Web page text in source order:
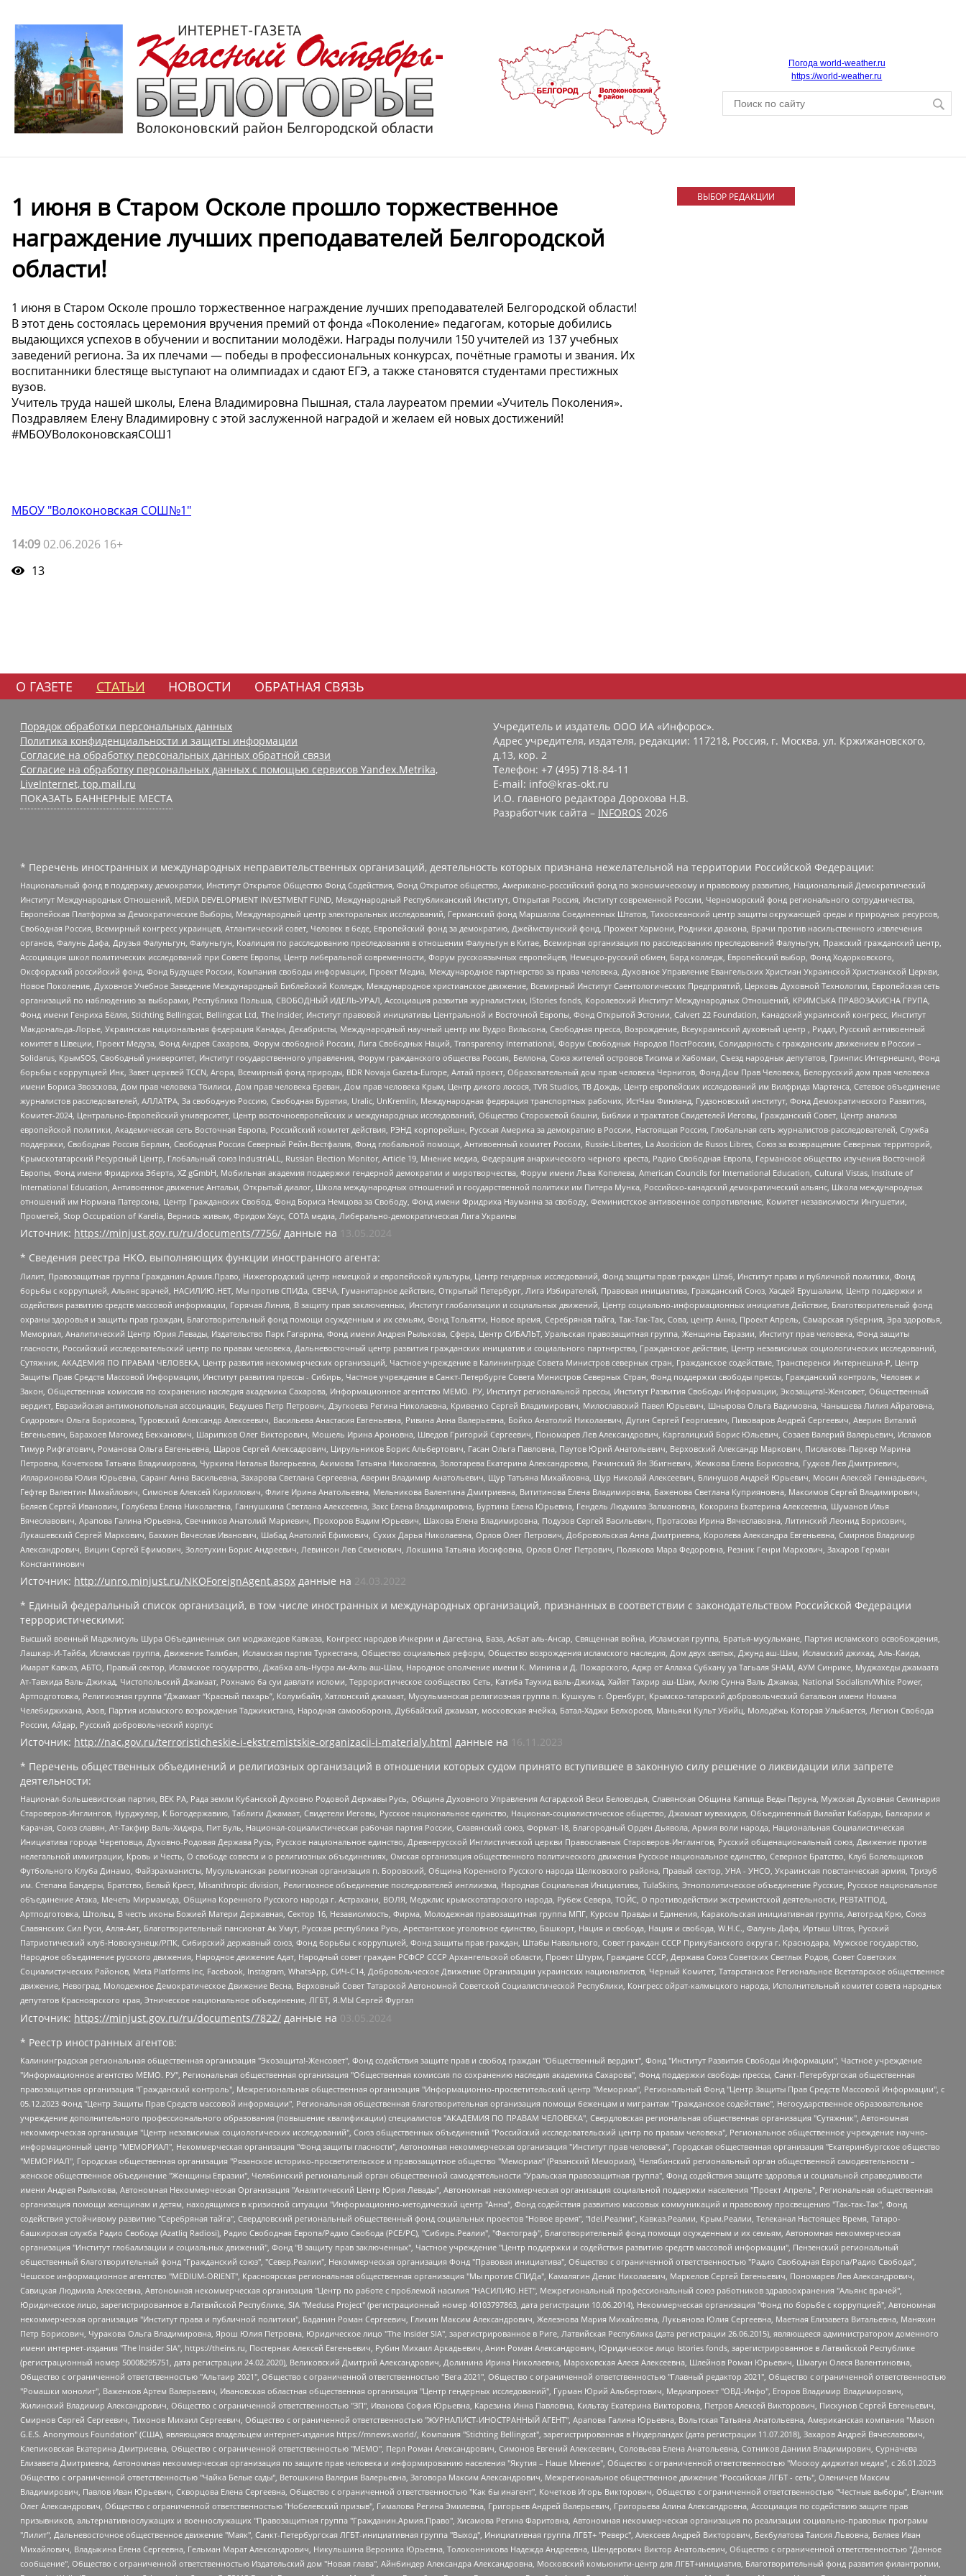
Погода world-weather.ru
https://world-weather.ru
1 июня в Старом Осколе прошло торжественное
награждение лучших преподавателей Белгородской
области!
1 июня в Старом Осколе прошло торжественное награждение лучших преподавателей Белгородской области!
В этот день состоялась церемония вручения премий от фонда «Поколение» педагогам, которые добились
выдающихся успехов в обучении и воспитании молодёжи. Награды получили 150 учителей из 137 учебных
заведений региона. За их плечами — победы в профессиональных конкурсах, почётные грамоты и звания. Их
воспитанники блестяще выступают на олимпиадах и сдают ЕГЭ, а также становятся студентами престижных
вузов.
Учитель труда нашей школы, Елена Владимировна Пышная, стала лауреатом премии «Учитель Поколения».
Поздравляем Елену Владимировну с этой заслуженной наградой и желаем ей новых достижений!
#МБОУВолоконовскаяСОШ1
МБОУ "Волоконовская СОШ№1"
14:09 02.06.2026 16+
13
ВЫБОР РЕДАКЦИИ
О ГАЗЕТЕ СТАТЬИ НОВОСТИ ОБРАТНАЯ СВЯЗЬ
Порядок обработки персональных данных
Политика конфиденциальности и защиты информации
Согласие на обработку персональных данных обратной связи
Согласие на обработку персональных данных с помощью сервисов Yandex.Metrika,
LiveInternet, top.mail.ru
ПОКАЗАТЬ БАННЕРНЫЕ МЕСТА
Учредитель и издатель ООО ИА «Инфорос».
Адрес учредителя, издателя, редакции: 117218, Россия, г. Москва, ул. Кржижановского,
д.13, кор. 2
Телефон: +7 (495) 718-84-11
E-mail: info@kras-okt.ru
И.О. главного редактора Дорохова Н.В.
Разработчик сайта – INFOROS 2026
* Перечень иностранных и международных неправительственных организаций, деятельность которых признана нежелательной на территории Российской Федерации:
Национальный фонд в поддержку демократии, Институт Открытое Общество Фонд Содействия, Фонд Открытое общество, Американо-российский фонд по экономическому и правовому развитию, Национальный Демократический
Институт Международных Отношений, MEDIA DEVELOPMENT INVESTMENT FUND, Международный Республиканский Институт, Открытая Россия, Институт современной России, Черноморский фонд регионального сотрудничества,
Европейская Платформа за Демократические Выборы, Международный центр электоральных исследований, Германский фонд Маршалла Соединенных Штатов, Тихоокеанский центр защиты окружающей среды и природных ресурсов,
Свободная Россия, Всемирный конгресс украинцев, Атлантический совет, Человек в беде, Европейский фонд за демократию, Джеймстаунский фонд, Прожект Хармони, Родники дракона, Врачи против насильственного извлечения
органов, Фалунь Дафа, Друзья Фалуньгун, Фалуньгун, Коалиция по расследованию преследования в отношении Фалуньгун в Китае, Всемирная организация по расследованию преследований Фалуньгун, Пражский гражданский центр,
Ассоциация школ политических исследований при Совете Европы, Центр либеральной современности, Форум русскоязычных европейцев, Немецко-русский обмен, Бард колледж, Европейский выбор, Фонд Ходорковского,
Оксфордский российский фонд, Фонд Будущее России, Компания свободы информации, Проект Медиа, Международное партнерство за права человека, Духовное Управление Евангельских Христиан Украинской Христианской Церкви,
Новое Поколение, Духовное Учебное Заведение Международный Библейский Колледж, Международное христианское движение, Всемирный Институт Саентологических Предприятий, Церковь Духовной Технологии, Европейская сеть
организаций по наблюдению за выборами, Республика Польша, СВОБОДНЫЙ ИДЕЛЬ-УРАЛ, Ассоциация развития журналистики, IStories fonds, Королевский Институт Международных Отношений, КРИМСЬКА ПРАВОЗАХИСНА ГРУПА,
Фонд имени Генриха Бёлля, Stichting Bellingcat, Bellingcat Ltd, The Insider, Институт правовой инициативы Центральной и Восточной Европы, Фонд Открытой Эстонии, Calvert 22 Foundation, Канадский украинский конгресс, Институт
Макдональда-Лорье, Украинская национальная федерация Канады, Декабристы, Международный научный центр им Вудро Вильсона, Свободная пресса, Возрождение, Всеукраинский духовный центр , Риддл, Русский антивоенный
комитет в Швеции, Проект Медуза, Фонд Андрея Сахарова, Форум свободной России, Лига Свободных Наций, Transparеncy International, Форум Свободных Народов ПостРоссии, Солидарность с гражданским движением в России –
Solidarus, КрымSOS, Свободный университет, Институт государственного управления, Форум гражданского общества Россия, Беллона, Союз жителей островов Тисима и Хабомаи, Съезд народных депутатов, Гринпис Интернешнл, Фонд
борьбы с коррупцией Инк, Завет церквей TCCN, Агора, Всемирный фонд природы, BDR Novaja Gazeta-Europe, Алтай проект, Образовательный дом прав человека Чернигов, Фонд Дом Прав Человека, Белорусский дом прав человека
имени Бориса Звозскова, Дом прав человека Тбилиси, Дом прав человека Ереван, Дом прав человека Крым, Центр дикого лосося, TVR Studios, ТВ Дождь, Центр европейских исследований им Вилфрида Мартенса, Сетевое объединение
журналистов расследователей, АЛЛАТРА, За свободную Россию, Свободная Бурятия, Uralic, UnKremlin, Международная федерация транспортных рабочих, ИстЧам Финланд, Гудзоновский институт, Фонд Демократического Развития,
Комитет-2024, Центрально-Европейский университет, Центр восточноевропейских и международных исследований, Общество Сторожевой башни, Библии и трактатов Свидетелей Иеговы, Гражданский Совет, Центр анализа
европейской политики, Академическая сеть Восточная Европа, Российский комитет действия, РЭНД корпорейшн, Русская Америка за демократию в России, Настоящая Россия, Глобальная сеть журналистов-расследователей, Служба
поддержки, Свободная Россия Берлин, Свободная Россия Северный Рейн-Вестфалия, Фонд глобальной помощи, Антивоенный комитет России, Russie-Libertes, La Asocicion de Rusos Libres, Союз за возвращение Северных территорий,
Крымскотатарский Ресурсный Центр, Глобальный союз IndustriALL, Russian Election Monitor, Article 19, Мнение медиа, Федерация анархического черного креста, Радио Свободная Европа, Германское общество изучения Восточной
Европы, Фонд имени Фридриха Эберта, XZ gGmbH, Мобильная академия поддержки гендерной демократии и миротворчества, Форум имени Льва Копелева, American Councils for International Education, Cultural Vistas, Institute of
International Education, Антивоенное движение Антальи, Открытый диалог, Школа международных отношений и государственной политики им Питера Мунка, Российско-канадский демократический альянс, Школа международных
отношений им Нормана Патерсона, Центр Гражданских Свобод, Фонд Бориса Немцова за Свободу, Фонд имени Фридриха Науманна за свободу, Феминистское антивоенное сопротивление, Комитет независимости Ингушетии,
Прометей, Stop Occupation of Karelia, Вернись живым, Фридом Хаус, СОТА медиа, Либерально-демократическая Лига Украины
Источник: https://minjust.gov.ru/ru/documents/7756/ данные на
13.05.2024
* Сведения реестра НКО, выполняющих функции иностранного агента:
Лилит, Правозащитная группа Гражданин.Армия.Право, Нижегородский центр немецкой и европейской культуры, Центр гендерных исследований, Фонд защиты прав граждан Штаб, Институт права и публичной политики, Фонд
борьбы с коррупцией, Альянс врачей, НАСИЛИЮ.НЕТ, Мы против СПИДа, СВЕЧА, Гуманитарное действие, Открытый Петербург, Лига Избирателей, Правовая инициатива, Гражданский Союз, Хасдей Ерушалаим, Центр поддержки и
содействия развитию средств массовой информации, Горячая Линия, В защиту прав заключенных, Институт глобализации и социальных движений, Центр социально-информационных инициатив Действие, Благотворительный фонд
охраны здоровья и защиты прав граждан, Благотворительный фонд помощи осужденным и их семьям, Фонд Тольятти, Новое время, Серебряная тайга, Так-Так-Так, Сова, центр Анна, Проект Апрель, Самарская губерния, Эра здоровья,
Мемориал, Аналитический Центр Юрия Левады, Издательство Парк Гагарина, Фонд имени Андрея Рылькова, Сфера, Центр СИБАЛЬТ, Уральская правозащитная группа, Женщины Евразии, Институт прав человека, Фонд защиты
гласности, Российский исследовательский центр по правам человека, Дальневосточный центр развития гражданских инициатив и социального партнерства, Гражданское действие, Центр независимых социологических исследований,
Сутяжник, АКАДЕМИЯ ПО ПРАВАМ ЧЕЛОВЕКА, Центр развития некоммерческих организаций, Частное учреждение в Калининграде Совета Министров северных стран, Гражданское содействие, Трансперенси Интернешнл-Р, Центр
Защиты Прав Средств Массовой Информации, Институт развития прессы - Сибирь, Частное учреждение в Санкт-Петербурге Совета Министров Северных Стран, Фонд поддержки свободы прессы, Гражданский контроль, Человек и
Закон, Общественная комиссия по сохранению наследия академика Сахарова, Информационное агентство МЕМО. РУ, Институт региональной прессы, Институт Развития Свободы Информации, Экозащита!-Женсовет, Общественный
вердикт, Евразийская антимонопольная ассоциация, Бедушев Петр Петрович, Дзугкоева Регина Николаевна, Кривенко Сергей Владимирович, Милославский Павел Юрьевич, Шнырова Ольга Вадимовна, Чанышева Лилия Айратовна,
Сидорович Ольга Борисовна, Туровский Александр Алексеевич, Васильева Анастасия Евгеньевна, Ривина Анна Валерьевна, Бойко Анатолий Николаевич, Дугин Сергей Георгиевич, Пивоваров Андрей Сергеевич, Аверин Виталий
Евгеньевич, Барахоев Магомед Бекханович, Шарипков Олег Викторович, Мошель Ирина Ароновна, Шведов Григорий Сергеевич, Пономарев Лев Александрович, Каргалицкий Борис Юльевич, Созаев Валерий Валерьевич, Исламов
Тимур Рифгатович, Романова Ольга Евгеньевна, Щаров Сергей Алексадрович, Цирульников Борис Альбертович, Гасан Ольга Павловна, Паутов Юрий Анатольевич, Верховский Александр Маркович, Пислакова-Паркер Марина
Петровна, Кочеткова Татьяна Владимировна, Чуркина Наталья Валерьевна, Акимова Татьяна Николаевна, Золотарева Екатерина Александровна, Рачинский Ян Збигневич, Жемкова Елена Борисовна, Гудков Лев Дмитриевич,
Илларионова Юлия Юрьевна, Саранг Анна Васильевна, Захарова Светлана Сергеевна, Аверин Владимир Анатольевич, Щур Татьяна Михайловна, Щур Николай Алексеевич, Блинушов Андрей Юрьевич, Мосин Алексей Геннадьевич,
Гефтер Валентин Михайлович, Симонов Алексей Кириллович, Флиге Ирина Анатольевна, Мельникова Валентина Дмитриевна, Вититинова Елена Владимировна, Баженова Светлана Куприяновна, Максимов Сергей Владимирович,
Беляев Сергей Иванович, Голубева Елена Николаевна, Ганнушкина Светлана Алексеевна, Закс Елена Владимировна, Буртина Елена Юрьевна, Гендель Людмила Залмановна, Кокорина Екатерина Алексеевна, Шуманов Илья
Вячеславович, Арапова Галина Юрьевна, Свечников Анатолий Мариевич, Прохоров Вадим Юрьевич, Шахова Елена Владимировна, Подузов Сергей Васильевич, Протасова Ирина Вячеславовна, Литинский Леонид Борисович,
Лукашевский Сергей Маркович, Бахмин Вячеслав Иванович, Шабад Анатолий Ефимович, Сухих Дарья Николаевна, Орлов Олег Петрович, Добровольская Анна Дмитриевна, Королева Александра Евгеньевна, Смирнов Владимир
Александрович, Вицин Сергей Ефимович, Золотухин Борис Андреевич, Левинсон Лев Семенович, Локшина Татьяна Иосифовна, Орлов Олег Петрович, Полякова Мара Федоровна, Резник Генри Маркович, Захаров Герман
Константинович
Источник: http://unro.minjust.ru/NKOForeignAgent.aspx данные на 24.03.2022
* Единый федеральный список организаций, в том числе иностранных и международных организаций, признанных в соответствии с законодательством Российской Федерации
террористическими:
Высший военный Маджлисуль Шура Объединенных сил моджахедов Кавказа, Конгресс народов Ичкерии и Дагестана, База, Асбат аль-Ансар, Священная война, Исламская группа, Братья-мусульмане, Партия исламского освобождения,
Лашкар-И-Тайба, Исламская группа, Движение Талибан, Исламская партия Туркестана, Общество социальных реформ, Общество возрождения исламского наследия, Дом двух святых, Джунд аш-Шам, Исламский джихад, Аль-Каида,
Имарат Кавказ, АБТО, Правый сектор, Исламское государство, Джабха аль-Нусра ли-Ахль аш-Шам, Народное ополчение имени К. Минина и Д. Пожарского, Аджр от Аллаха Субхану уа Тагьаля SHAM, АУМ Синрике, Муджахеды джамаата
Ат-Тавхида Валь-Джихад, Чистопольский Джамаат, Рохнамо ба суи давлати исломи, Террористическое сообщество Сеть, Катиба Таухид валь-Джихад, Хайят Тахрир аш-Шам, Ахлю Сунна Валь Джамаа, National Socialism/White Power,
Артподготовка, Религиозная группа “Джамаат “Красный пахарь”, Колумбайн, Хатлонский джамаат, Мусульманская религиозная группа п. Кушкуль г. Оренбург, Крымско-татарский добровольческий батальон имени Номана
Челебиджихана, Азов, Партия исламского возрождения Таджикистана, Народная самооборона, Дуббайский джамаат, московская ячейка, Батал-Хаджи Белхороев, Маньяки Культ Убийц, Молодёжь Которая Улыбается, Легион Свобода
России, Айдар, Русский добровольческий корпус
Источник: http://nac.gov.ru/terroristicheskie-i-ekstremistskie-organizacii-i-materialy.html данные на
16.11.2023
* Перечень общественных объединений и религиозных организаций в отношении которых судом принято вступившее в законную силу решение о ликвидации или запрете
деятельности:
Национал-большевистская партия, ВЕК РА, Рада земли Кубанской Духовно Родовой Державы Русь, Община Духовного Управления Асгардской Веси Беловодья, Славянская Община Капища Веды Перуна, Мужская Духовная Семинария
Староверов-Инглингов, Нурджулар, К Богодержавию, Таблиги Джамаат, Свидетели Иеговы, Русское национальное единство, Национал-социалистическое общество, Джамаат мувахидов, Объединенный Вилайат Кабарды, Балкарии и
Карачая, Союз славян, Ат-Такфир Валь-Хиджра, Пит Буль, Национал-социалистическая рабочая партия России, Славянский союз, Формат-18, Благородный Орден Дьявола, Армия воли народа, Национальная Социалистическая
Инициатива города Череповца, Духовно-Родовая Держава Русь, Русское национальное единство, Древнерусской Инглистической церкви Православных Староверов-Инглингов, Русский общенациональный союз, Движение против
нелегальной иммиграции, Кровь и Честь, О свободе совести и о религиозных объединениях, Омская организация общественного политического движения Русское национальное единство, Северное Братство, Клуб Болельщиков
Футбольного Клуба Динамо, Файзрахманисты, Мусульманская религиозная организация п. Боровский, Община Коренного Русского народа Щелковского района, Правый сектор, УНА - УНСО, Украинская повстанческая армия, Тризуб
им. Степана Бандеры, Братство, Белый Крест, Misanthropic division, Религиозное объединение последователей инглиизма, Народная Социальная Инициатива, TulaSkins, Этнополитическое объединение Русские, Русское национальное
объединение Атака, Мечеть Мирмамеда, Община Коренного Русского народа г. Астрахани, ВОЛЯ, Меджлис крымскотатарского народа, Рубеж Севера, ТОЙС, О противодействии экстремистской деятельности, РЕВТАТПОД,
Артподготовка, Штольц, В честь иконы Божией Матери Державная, Сектор 16, Независимость, Фирма, Молодежная правозащитная группа МПГ, Курсом Правды и Единения, Каракольская инициативная группа, Автоград Крю, Союз
Славянских Сил Руси, Алля-Аят, Благотворительный пансионат Ак Умут, Русская республика Русь, Арестантское уголовное единство, Башкорт, Нация и свобода, Нация и свобода, W.H.С., Фалунь Дафа, Иртыш Ultras, Русский
Патриотический клуб-Новокузнецк/РПК, Сибирский державный союз, Фонд борьбы с коррупцией, Фонд защиты прав граждан, Штабы Навального, Совет граждан СССР Прикубанского округа г. Краснодара, Мужское государство,
Народное объединение русского движения, Народное движение Адат, Народный совет граждан РСФСР СССР Архангельской области, Проект Штурм, Граждане СССР, Держава Союз Советских Светлых Родов, Совет Советских
Социалистических Районов, Meta Platforms Inc, Facebook, Instagram, WhatsApp, СИЧ-С14, Добровольческое Движение Организации украинских националистов, Черный Комитет, Татарстанское Региональное Всетатарское общественное
движение, Невоград, Молодежное Демократическое Движение Весна, Верховный Совет Татарской Автономной Советской Социалистической Республики, Конгресс ойрат-калмыцкого народа, Исполнительный комитет совета народных
депутатов Красноярского края, Этническое национальное объединение, ЛГБТ, Я.МЫ Сергей Фургал
Источник: https://minjust.gov.ru/ru/documents/7822/ данные на 03.05.2024
* Реестр иностранных агентов:
Калининградская региональная общественная организация "Экозащита!-Женсовет", Фонд содействия защите прав и свобод граждан "Общественный вердикт", Фонд "Институт Развития Свободы Информации", Частное учреждение "Информационное агентство МЕМО. РУ", Региональная общественная организация "Общественная комиссия по сохранению наследия академика Сахарова", Фонд поддержки свободы прессы, Санкт-Петербургская общественная правозащитная организация "Гражданский контроль", Межрегиональная общественная организация "Информационно-просветительский центр "Мемориал", Региональный Фонд "Центр Защиты Прав Средств Массовой Информации", с 05.12.2023 Фонд "Центр Защиты Прав Средств массовой информации", Региональная общественная благотворительная организация помощи беженцам и мигрантам "Гражданское содействие", Негосударственное образовательное учреждение дополнительного профессионального образования (повышение квалификации) специалистов "АКАДЕМИЯ ПО ПРАВАМ ЧЕЛОВЕКА", Свердловская региональная общественная организация "Сутяжник", Автономная некоммерческая организация "Центр независимых социологических исследований", Союз общественных объединений "Российский исследовательский центр по правам человека", Региональное общественное учреждение научно-информационный центр "МЕМОРИАЛ", Некоммерческая организация "Фонд защиты гласности", Автономная некоммерческая организация "Институт прав человека", Городская общественная организация "Екатеринбургское общество "МЕМОРИАЛ", Городская общественная организация "Рязанское историко-просветительское и правозащитное общество "Мемориал" (Рязанский Мемориал), Челябинский региональный орган общественной самодеятельности – женское общественное объединение "Женщины Евразии", Челябинский региональный орган общественной самодеятельности "Уральская правозащитная группа", Фонд содействия защите здоровья и социальной справедливости имени Андрея Рылькова, Автономная Некоммерческая Организация "Аналитический Центр Юрия Левады", Автономная некоммерческая организация социальной поддержки населения "Проект Апрель", Региональная общественная организация помощи женщинам и детям, находящимся в кризисной ситуации "Информационно-методический центр "Анна", Фонд содействия развитию массовых коммуникаций и правовому просвещению "Так-так-Так", Фонд содействия устойчивому развитию "Серебряная тайга", Свердловский региональный общественный фонд социальных проектов "Новое время", "Idel.Реалии", Кавказ.Реалии, Крым.Реалии, Телеканал Настоящее Время, Татаро-башкирская служба Радио Свобода (Azatliq Radiosi), Радио Свободная Европа/Радио Свобода (PCE/PC), "Сибирь.Реалии", "Фактограф", Благотворительный фонд помощи осужденным и их семьям, Автономная некоммерческая организация "Институт глобализации и социальных движений", Фонд "В защиту прав заключенных", Частное учреждение "Центр поддержки и содействия развитию средств массовой информации", Пензенский региональный общественный благотворительный фонд "Гражданский союз", "Север.Реалии", Некоммерческая организация Фонд "Правовая инициатива", Общество с ограниченной ответственностью "Радио Свободная Европа/Радио Свобода", Чешское информационное агентство "MEDIUM-ORIENT", Красноярская региональная общественная организация "Мы против СПИДа", Камалягин Денис Николаевич, Маркелов Сергей Евгеньевич, Пономарев Лев Александрович, Савицкая Людмила Алексеевна, Автономная некоммерческая организация "Центр по работе с проблемой насилия "НАСИЛИЮ.НЕТ", Межрегиональный профессиональный союз работников здравоохранения "Альянс врачей", Юридическое лицо, зарегистрированное в Латвийской Республике, SIA "Medusa Project" (регистрационный номер 40103797863, дата регистрации 10.06.2014), Некоммерческая организация "Фонд по борьбе с коррупцией", Автономная некоммерческая организация "Институт права и публичной политики", Баданин Роман Сергеевич, Гликин Максим Александрович, Железнова Мария Михайловна, Лукьянова Юлия Сергеевна, Маетная Елизавета Витальевна, Маняхин Петр Борисович, Чуракова Ольга Владимировна, Ярош Юлия Петровна, Юридическое лицо "The Insider SIA", зарегистрированное в Риге, Латвийская Республика (дата регистрации 26.06.2015), являющееся администратором доменного имени интернет-издания "The Insider SIA", https://theins.ru, Постернак Алексей Евгеньевич, Рубин Михаил Аркадьевич, Анин Роман Александрович, Юридическое лицо Istories fonds, зарегистрированное в Латвийской Республике (регистрационный номер 50008295751, дата регистрации 24.02.2020), Великовский Дмитрий Александрович, Долинина Ирина Николаевна, Мароховская Алеся Алексеевна, Шлейнов Роман Юрьевич, Шмагун Олеся Валентиновна, Общество с ограниченной ответственностью "Альтаир 2021", Общество с ограниченной ответственностью "Вега 2021", Общество с ограниченной ответственностью "Главный редактор 2021", Общество с ограниченной ответственностью "Ромашки монолит", Важенков Артем Валерьевич, Ивановская областная общественная организация "Центр гендерных исследований", Гурман Юрий Альбертович, Медиапроект "ОВД-Инфо", Егоров Владимир Владимирович, Жилинский Владимир Александрович, Общество с ограниченной ответственностью "ЗП", Иванова София Юрьевна, Карезина Инна Павловна, Кильтау Екатерина Викторовна, Петров Алексей Викторович, Пискунов Сергей Евгеньевич, Смирнов Сергей Сергеевич, Тихонов Михаил Сергеевич, Общество с ограниченной ответственностью "ЖУРНАЛИСТ-ИНОСТРАННЫЙ АГЕНТ", Арапова Галина Юрьевна, Вольтская Татьяна Анатольевна, Американская компания "Mason G.E.S. Anonymous Foundation" (США), являющаяся владельцем интернет-издания https://mnews.world/, Компания "Stichting Bellingcat", зарегистрированная в Нидерландах (дата регистрации 11.07.2018), Захаров Андрей Вячеславович, Клепиковская Екатерина Дмитриевна, Общество с ограниченной ответственностью "МЕМО", Перл Роман Александрович, Симонов Евгений Алексеевич, Соловьева Елена Анатольевна, Сотников Даниил Владимирович, Сурначева Елизавета Дмитриевна, Автономная некоммерческая организация по защите прав человека и информированию населения "Якутия – Наше Мнение", Общество с ограниченной ответственностью "Москоу диджитал медиа", с 26.01.2023 Общество с ограниченной ответственностью "Чайка Белые сады", Ветошкина Валерия Валерьевна, Заговора Максим Александрович, Межрегиональное общественное движение "Российская ЛГБТ - сеть", Оленичев Максим Владимирович, Павлов Иван Юрьевич, Скворцова Елена Сергеевна, Общество с ограниченной ответственностью "Как бы инагент", Кочетков Игорь Викторович, Общество с ограниченной ответственностью "Честные выборы", Еланчик Олег Александрович, Общество с ограниченной ответственностью "Нобелевский призыв", Гималова Регина Эмилевна, Григорьев Андрей Валерьевич, Григорьева Алина Александровна, Ассоциация по содействию защите прав призывников, альтернативнослужащих и военнослужащих "Правозащитная группа "Гражданин.Армия.Право", Хисамова Регина Фаритовна, Автономная некоммерческая организация по реализации социально-правовых программ "Лилит", Дальневосточное общественное движение "Маяк", Санкт-Петербургская ЛГБТ-инициативная группа "Выход", Инициативная группа ЛГБТ+ "Реверс", Алексеев Андрей Викторович, Бекбулатова Таисия Львовна, Беляев Иван Михайлович, Владыкина Елена Сергеевна, Гельман Марат Александрович, Никульшина Вероника Юрьевна, Толоконникова Надежда Андреевна, Шендерович Виктор Анатольевич, Общество с ограниченной ответственностью "Данное сообщение", Общество с ограниченной ответственностью Издательский дом "Новая глава", Айнбиндер Александра Александровна, Московский комьюнити-центр для ЛГБТ+инициатив, Благотворительный фонд развития филантропии, Deutsche Welle (Германия, Kurt-Schumacher-Strasse 3, 53113 Bonn), Борзунова Мария Михайловна, Воробьев Виктор Викторович, Голубева Анна Львовна, Константинова Алла Михайловна, Малкова Ирина Владимировна, Мурадов Мурад Абдулгалимович, Осетинская Елизавета Николаевна, Понасенков Евгений Николаевич, Ганапольский Матвей Юрьевич, Киселев Евгений Алексеевич, Борухович Ирина Григорьевна, Дремин Иван Тимофеевич, Дубровский Дмитрий Викторович, Красноярская региональная общественная организация поддержки и развития альтернативных образовательных технологий и межкультурных коммуникаций "ИНТЕРРА", Маяковская Екатерина Алексеевна, Фейгин Марк Захарович, Филимонов Андрей Викторович, Дзугкоева Регина Николаевна, Доброхотов Роман Александрович, Дудь Юрий Александрович, Елкин Сергей Владимирович, Кругликов Кирилл Игоревич, Сабунаева Мария Леонидовна, Семенов Алексей Владимирович, Шаинян Карен Багратович, Шульман Екатерина Михайловна, Асафьев Артур Валерьевич, Вахштайн Виктор Семенович, Венедиктов Алексей Алексеевич, Лушникова Екатерина Евгеньевна, Волков Леонид Михайлович, Невзоров Александр Глебович, Пархоменко Сергей Борисович, Сироткин Ярослав Николаевич, Кара-Мурза Владимир Владимирович, Баранова Наталья Владимировна, Гозман Леонид Яковлевич, Кагарлицкий Борис Юльевич, Климарев Михаил Валерьевич, Милов Владимир Станиславович, Автономная некоммерческая организация Краснодарский центр современного искусства "Типография", Моргенштерн Алишер Тагирович, Соболь Любовь Эдуардовна, Общество с ограниченной ответственностью "ЛИЗА НОРМ", Каспаров Гарри Кимович, Ходорковский Михаил Борисович, Общество с ограниченной ответственностью "Апрельские тезисы", Данилович Ирина Брониславовна, Кашин Олег Владимирович, Петров Николай Владимирович, Пивоваров Алексей Владимирович, Соколов Михаил Владимирович, Цветкова Юлия Владимировна, Чичваркин Евгений Александрович, Комитет против пыток/Команда против пыток, Общество с ограниченной ответственностью "Первый научный", Общество с ограниченной ответственностью "Вертолет и ко", Белоцерковская Вероника Борисовна, Кац Максим Евгеньевич, Лазарева Татьяна Юрьевна, Шаведдинов Руслан Табризович, Яшин Илья Валерьевич, Общество с ограниченной ответственностью "Иноагент ААВ", Алешковский Дмитрий Петрович, Альбац Евгения Марковна, Быков Дмитрий Львович, Галямина Юлия Евгеньевна, Лойко Сергей Леонидович, Мартынов Кирилл Константинович, Медведев Сергей Александрович, Крашенинников Федор Геннадиевич, Гордеева Катерина Вл